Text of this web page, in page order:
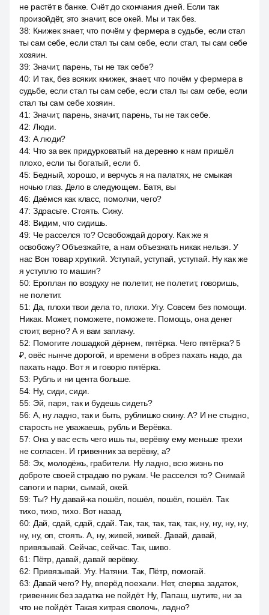
не растёт в банке. Счёт до скончания дней. Если так
произойдёт, это значит, все окей. Мы и так без.
38: Книжек знает, что почём у фермера в судьбе, если стал
ты сам себе, если стал ты сам себе, если стал, ты сам себе
хозяин.
39: Значит, парень, ты не так себе?
40: И так, без всяких книжек, знает, что почём у фермера в
судьбе, если стал ты сам себе, если стал ты сам себе, если
стал ты сам себе хозяин.
41: Значит, парень, значит, парень, ты не так себе.
42: Люди.
43: А люди?
44: Что за век придурковатый на деревню к нам пришёл
плохо, если ты богатый, если б.
45: Бедный, хорошо, и верчусь я на палатях, не смыкая
ночью глаз. Дело в следующем. Батя, вы
46: Даёмся как класс, помолчи, чего?
47: Здрасьте. Стоять. Сижу.
48: Видим, что сидишь.
49: Че расселся то? Освобождай дорогу. Как же я
освобожу? Объезжайте, а нам объезжать никак нельзя. У
нас Вон товар хрупкий. Уступай, уступай, уступай. Ну как же
я уступлю то машин?
50: Ероплан по воздуху не полетит, не полетит, говоришь,
не полетит.
51: Да, плохи твои дела то, плохи. Угу. Совсем без помощи.
Никак. Может, поможете, поможете. Помощь, она денег
стоит, верно? А я вам заплачу.
52: Помогите лошадкой дёрнем, пятёрка. Чего пятёрка? 5
₽, овёс нынче дорогой, и времени в обрез пахать надо, да
пахать надо. Вот я и говорю пятёрка.
53: Рубль и ни цента больше.
54: Ну, сиди, сиди.
55: Эй, паря, так и будешь сидеть?
56: А, ну ладно, так и быть, рублишко скину. А? И не стыдно,
старость не уважаешь, рубль и Верёвка.
57: Она у вас есть чего ишь ты, верёвку ему меньше трехи
не согласен. И гривенник за верёвку, а?
58: Эх, молодёжь, грабители. Ну ладно, всю жизнь по
доброте своей страдаю по рукам. Че расселся то? Снимай
сапоги и парки, сымай, окей.
59: Ты? Ну давай-ка пошёл, пошёл, пошёл, пошёл. Так
тихо, тихо, тихо. Вот назад.
60: Дай, сдай, сдай, сдай. Так, так, так, так, так, ну, ну, ну, ну,
ну, ну, оп, стоять. А, ну, живей, живей. Давай, давай,
привязывай. Сейчас, сейчас. Так, шиво.
61: Пётр, давай, давай верёвку.
62: Привязывай. Угу. Натяни. Так, Пётр, помогай.
63: Давай чего? Ну, вперёд поехали. Нет, сперва задаток,
гривенник без задатка не пойдёт. Ну, Папаш, шутите, ни за
что не пойдёт. Такая хитрая сволочь, ладно?